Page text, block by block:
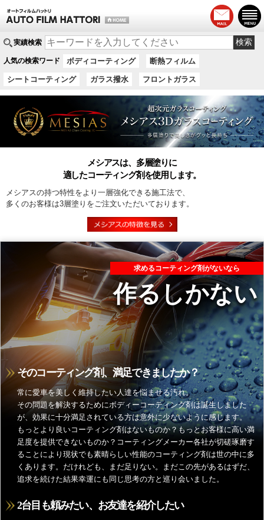
実績検索
人気の検索ワード ボディコーティング 断熱フィルム
シートコーティング ガラス撥水 フロントガラス
メシアスは、多層塗りに
適したコーティング剤を使用します。
メシアスの持つ特性をより一層強化できる施工法で、
多くのお客様は3層塗りをご注文いただいております。
求めるコーティング剤がないなら
作るしかない
そのコーティング剤、満足できましたか？
常に愛車を美しく維持したい人達を悩ませる汚れ。
その問題を解決するためにボディーコーティング剤は誕生しました
が、効果に十分満足されている方は意外に少ないように感じます。
もっとより良いコーティング剤はないものか？もっとお客様に高い満
足度を提供できないものか？コーティングメーカー各社が切磋琢磨す
ることにより現状でも素晴らしい性能のコーティング剤は世の中に多
くあります。だけれども、まだ足りない。まだこの先があるはずだ、
追求を続けた結果幸運にも同じ思考の方と巡り会いました。
2台目も頼みたい、お友達を紹介したい